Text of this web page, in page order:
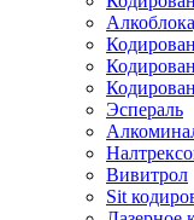
Эспераль
Вивитрол
Sit